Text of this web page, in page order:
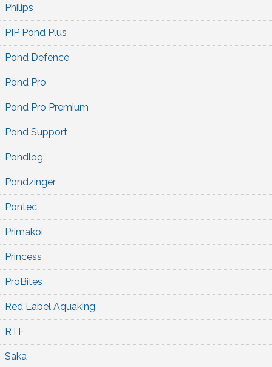
Philips
PIP Pond Plus
Pond Defence
Pond Pro
Pond Pro Premium
Pond Support
Pondlog
Pondzinger
Pontec
Primakoi
Princess
ProBites
Red Label Aquaking
RTF
Saka